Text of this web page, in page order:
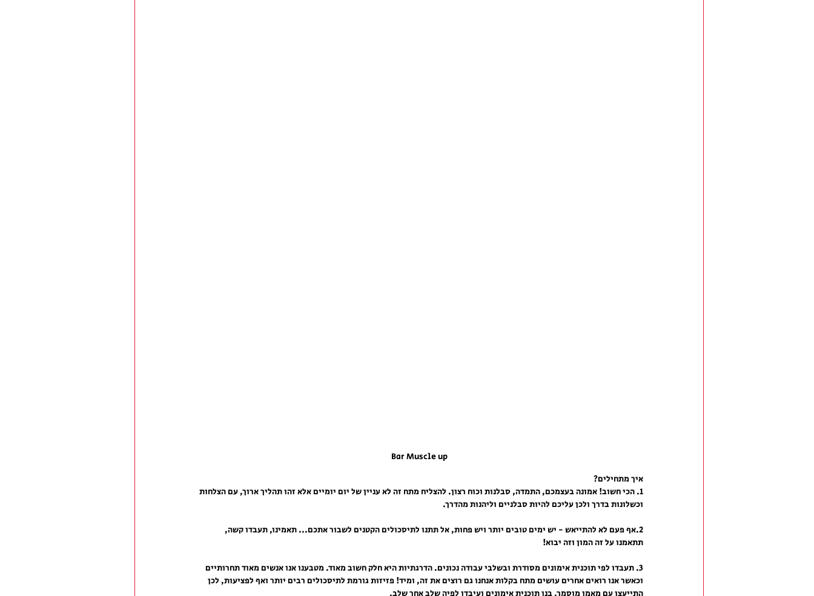
Bar Muscle up
איך מתחילים?
1. הכי חשוב! אמונה בעצמכם, התמדה, סבלנות וכוח רצון. להצליח מתח זה לא עניין של יום יומיים אלא זהו תהליך ארוך, עם הצלחות
וכשלונות בדרך ולכן עליכם להיות סבלניים וליהנות מהדרך.
2.אף פעם לא להתייאש - יש ימים טובים יותר ויש פחות, אל תתנו לתיסכולים הקטנים לשבור אתכם... תאמינו, תעבדו קשה,
תתאמנו על זה המון וזה יבוא!
3. תעבדו לפי תוכנית אימונים מסודרת ובשלבי עבודה נכונים. הדרגתיות היא חלק חשוב מאוד. מטבענו אנו אנשים מאוד תחרותיים
וכאשר אנו רואים אחרים עושים מתח בקלות אנחנו גם רוצים את זה, ומיד! פזיזות גורמת לתיסכולים רבים יותר ואף לפציעות, לכן
התייעצו עם מאמן מוסמך, בנו תוכנית אימונים ועיבדו לפיה שלב אחר שלב.